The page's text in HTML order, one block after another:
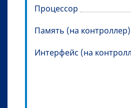
Процессор
Память (на контроллер)
Интерфейс (на